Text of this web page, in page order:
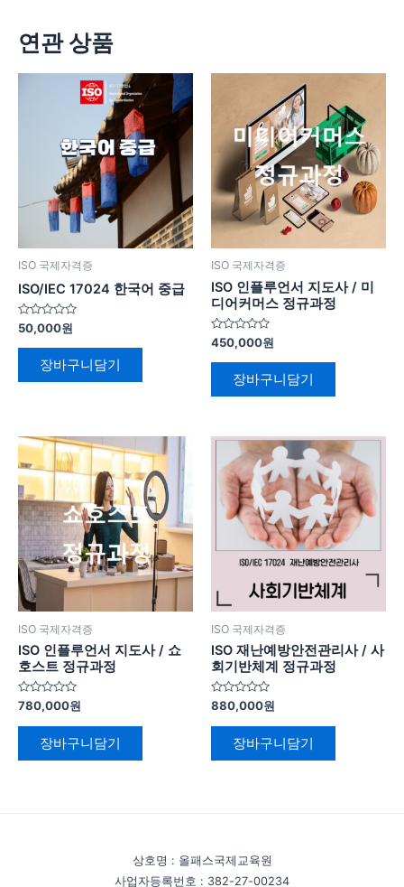
연관 상품
ISO 국제자격증
ISO/IEC 17024 한국어 중급
5
중
에
50,000원
장바구니담기
ISO 국제자격증
ISO 인플루언서 지도사 / 미
디어커머스 정규과정
5
중
에
450,000원
장바구니담기
ISO 국제자격증
ISO 인플루언서 지도사 / 쇼
호스트 정규과정
5
중
에
780,000원
장바구니담기
ISO 국제자격증
ISO 재난예방안전관리사 / 사
회기반체계 정규과정
5
중
에
880,000원
장바구니담기
상호명 : 올패스국제교육원
사업자등록번호 : 382-27-00234